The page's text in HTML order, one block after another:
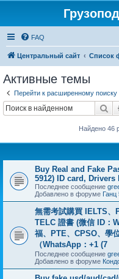
FAQ
Центральный сайт Список
Активные темы
Перейти к расширенному поиску
Найдено 46
Buy Real and Fake
5912) ID card,
Последнее сообщение
Добавлено в форуме Ганц
無需考試購買 IELTS、
TELC 證書 (微信 ID：
福、PTE、CPSO、學
（WhatsApp：+1 (7
Последнее сообщение
Добавлено в форуме